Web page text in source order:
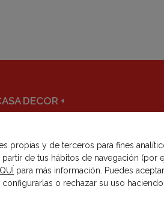
propias y de terceros para fines
de tus hábitos de navegación (por
para más información. Puedes
configurarlas o rechazar su uso
DECOR +
PARTICIPAR +
EDICIONES